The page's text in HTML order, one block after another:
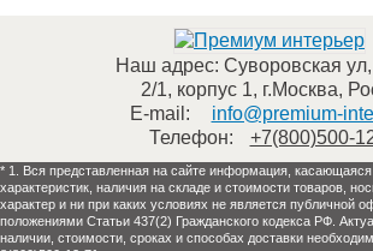
Наш адрес: Суворовская
2/1, корпус 1, г.Москва,
E-mail:
info@premium-
Телефон:
+7(800)500-
* 1. Вся представленная на сайте информация, касающаяся
характеристик, наличия на складе и стоимости товаров,
характер и ни при каких условиях не является публичной
положениями Статьи 437(2) Гражданского кодекса РФ.
наличии, стоимости, сроках и способах доставки